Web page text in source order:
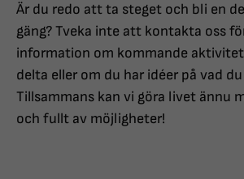
Är du redo att ta steget och bli en
gäng? Tveka inte att kontakta oss
information om kommande
delta eller om du har idéer på vad
Tillsammans kan vi göra livet ännu
och fullt av möjligheter!